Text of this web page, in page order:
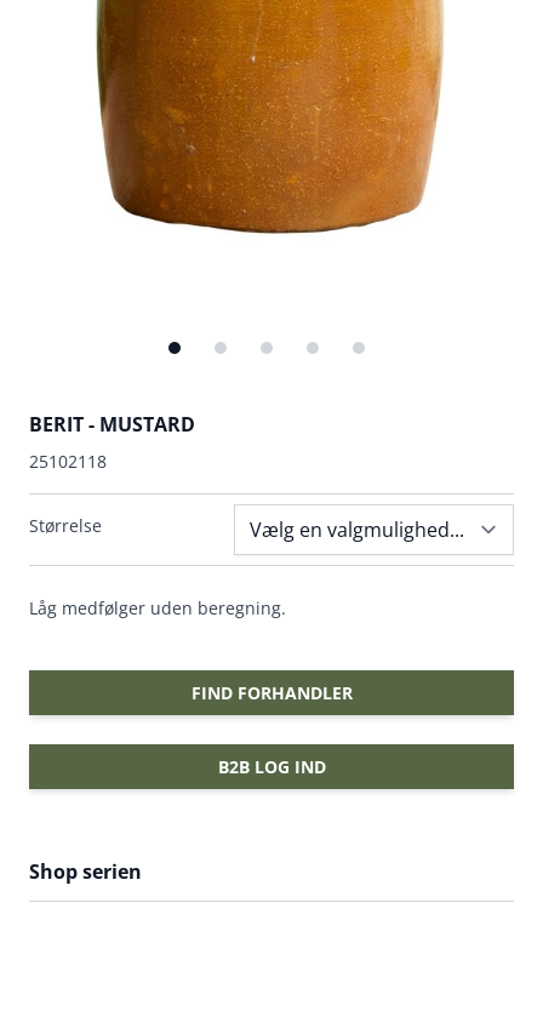
BERIT - MUSTARD
25102118
Størrelse
Låg medfølger uden beregning.
FIND FORHANDLER
B2B LOG IND
Shop serien